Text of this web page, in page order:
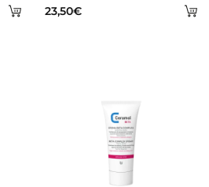
Añadir
23,50€